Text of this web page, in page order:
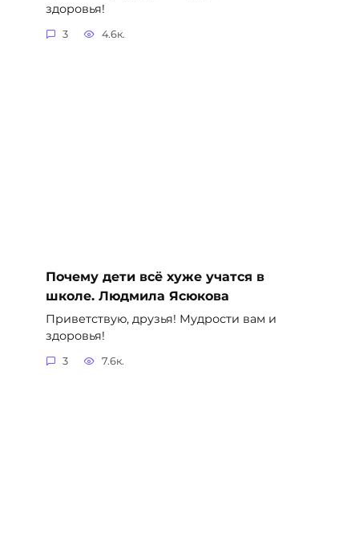
здоровья!
3 4.6к.
Почему дети всё хуже учатся в
школе. Людмила Ясюкова
Приветствую, друзья! Мудрости вам и
здоровья!
3 7.6к.